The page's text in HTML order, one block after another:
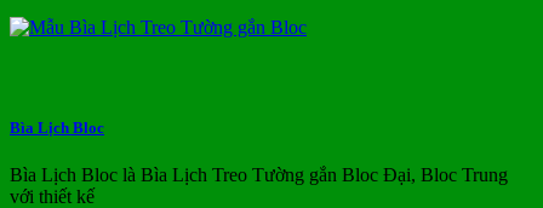
Bìa Lịch Bloc
Bìa Lịch Bloc là Bìa Lịch Treo Tường gắn Bloc Đại, Bloc Trung
với thiết kế